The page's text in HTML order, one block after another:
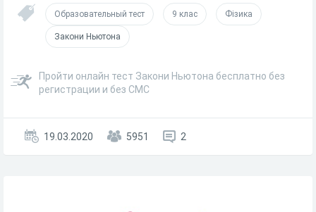
Образовательный тест 9 клас Фізика
Закони Ньютона
Пройти онлайн тест Закони Ньютона бесплатно без
регистрации и без СМС
19.03.2020 5951 2